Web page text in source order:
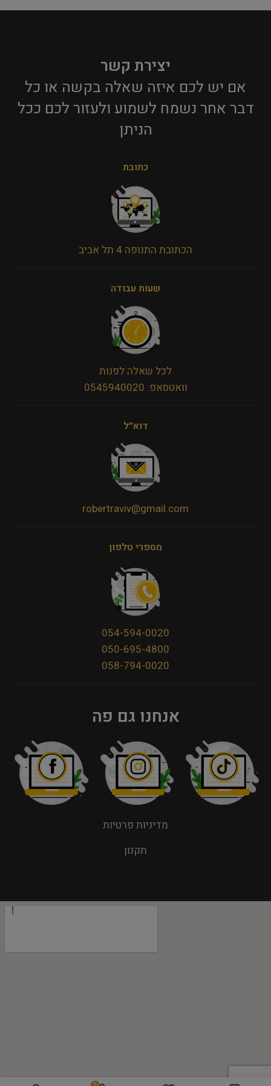
יצירת קשר
אם יש לכם איזה שאלה בקשה או כל
דבר אחר נשמח לשמוע ולעזור לכם ככל
הניתן​
כתובת
הכתובת התנופה 4 תל אביב
שעות עבודה
לכל שאלה לפנות
וואטסאפ: 0545940020
דוא״ל
robertraviv@gmail.com
מספרי טלפון
054-594-0020
050-695-4800
058-794-0020
אנחנו גם פה
מדיניות פרטיות
תקנון